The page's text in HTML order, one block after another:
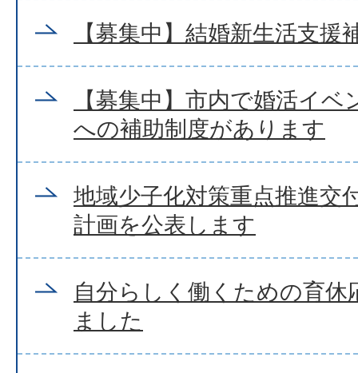
【募集中】結婚新生活支援
【募集中】市内で婚活イ
への補助制度があります
地域少子化対策重点推進交
計画を公表します
自分らしく働くための育休
ました